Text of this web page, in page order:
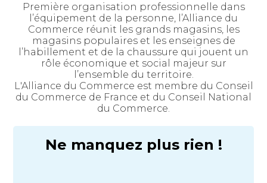
Première organisation professionnelle dans
l’équipement de la personne, l’Alliance du
Commerce réunit les grands magasins, les
magasins populaires et les enseignes de
l’habillement et de la chaussure qui jouent un
rôle économique et social majeur sur
l’ensemble du territoire.
L'Alliance du Commerce est membre du Conseil
du Commerce de France et du Conseil National
du Commerce.
Ne manquez plus rien !